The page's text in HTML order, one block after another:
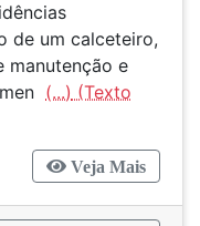
de um calceteiro,
manutenção e
(...)
Veja Mais